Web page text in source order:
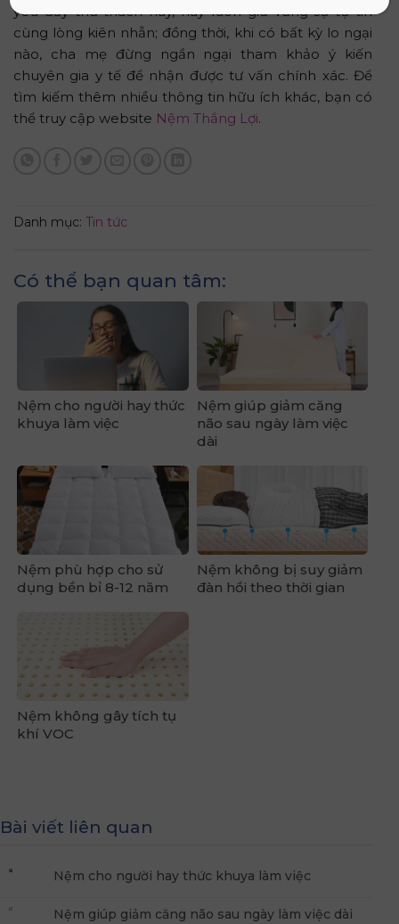
yêu đầy thử thách này, hãy luôn giữ vững sự tự tin
cùng lòng kiên nhẫn; đồng thời, khi có bất kỳ lo ngại
nào, cha mẹ đừng ngần ngại tham khảo ý kiến
chuyên gia y tế để nhận được tư vấn chính xác. Để
tìm kiếm thêm nhiều thông tin hữu ích khác, bạn có
thể truy cập website Nệm Thắng Lợi.
Danh mục: Tin tức
Có thể bạn quan tâm:
Nệm cho người hay thức
khuya làm việc
Nệm giúp giảm căng
não sau ngày làm việc
dài
Nệm phù hợp cho sử
dụng bền bỉ 8-12 năm
Nệm không bị suy giảm
đàn hồi theo thời gian
Nệm không gây tích tụ
khí VOC
Bài viết liên quan
Nệm cho người hay thức khuya làm việc
Nệm giúp giảm căng não sau ngày làm việc dài